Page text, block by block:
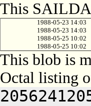
This
1988-05-23 14:03
1988-05-23 14:03
1988-05-25 10:02
1988-05-25 10:02
This blob is
Octal listing